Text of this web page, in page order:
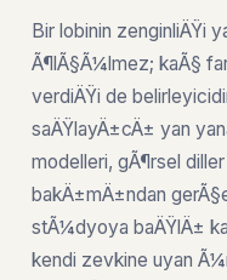
Bir lobinin zenginliÄŸi
Ã¶lÃ§Ã¼lmez; kaÃ§
verdiÄŸi de
saÄŸlayÄ±cÄ± yan
modelleri, gÃ¶rsel
bakÄ±mÄ±ndan
stÃ¼dyoya baÄŸlÄ±
kendi zevkine uyan